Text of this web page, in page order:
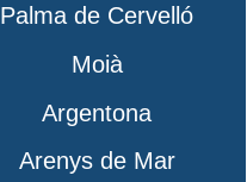
Palma de Cervelló
Moià
Argentona
Arenys de Mar